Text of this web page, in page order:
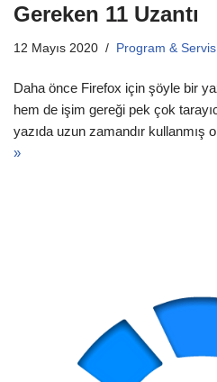
Gereken 11 Uzantı
12 Mayıs 2020 Program & Servis
Daha önce Firefox için şöyle bir
hem de işim gereği pek çok
yazıda uzun zamandır kullanmış
»